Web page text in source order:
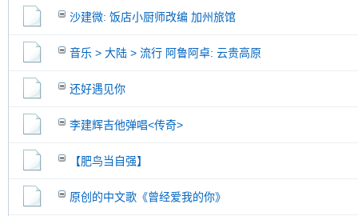
沙建微: 饭店小厨师改编 加州旅馆
音乐 > 大陆 > 流行 阿鲁阿卓: 云贵高原
还好遇见你
李建辉吉他弹唱<传奇>
【肥鸟当自强】
原创的中文歌《曾经爱我的你》